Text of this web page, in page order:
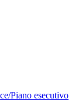
Piano esecutivo